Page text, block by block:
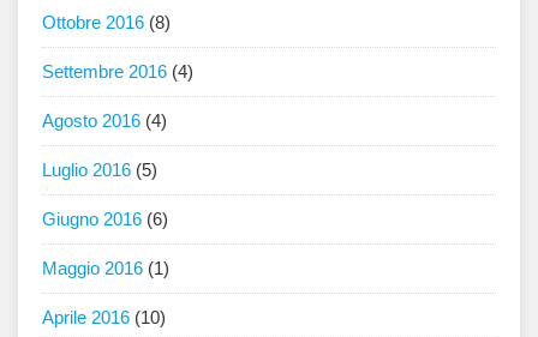
Ottobre 2016 (8)
Settembre 2016 (4)
Agosto 2016 (4)
Luglio 2016 (5)
Giugno 2016 (6)
Maggio 2016 (1)
Aprile 2016 (10)